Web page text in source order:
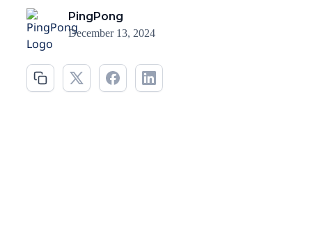
PingPong
December 13, 2024